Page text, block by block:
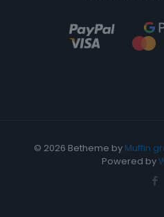
© 2026 Betheme by Muffin
Powered by